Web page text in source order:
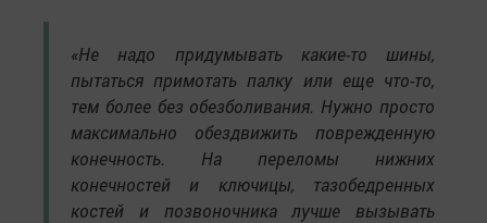
«Не надо придумывать какие-то шины,
пытаться примотать палку или еще что-то,
тем более без обезболивания. Нужно просто
максимально обездвижить поврежденную
конечность. На переломы нижних
конечностей и ключицы, тазобедренных
костей и позвоночника лучше вызывать